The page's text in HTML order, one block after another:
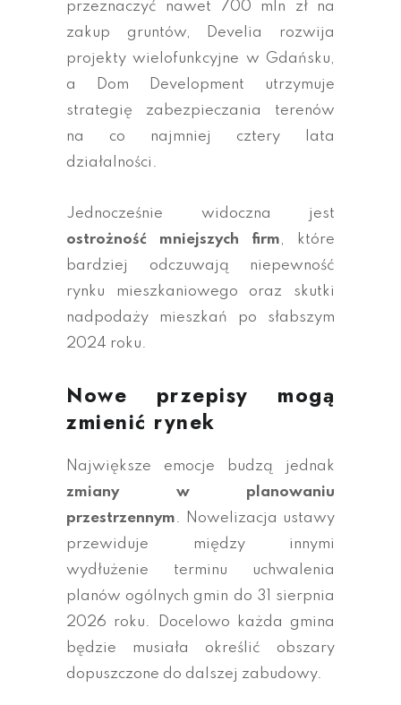
przeznaczyć nawet 700 mln zł na
zakup gruntów, Develia rozwija
projekty wielofunkcyjne w Gdańsku,
a Dom Development utrzymuje
strategię zabezpieczania terenów
na co najmniej cztery lata
działalności.
Jednocześnie widoczna jest
ostrożność mniejszych firm, które
bardziej odczuwają niepewność
rynku mieszkaniowego oraz skutki
nadpodaży mieszkań po słabszym
2024 roku.
Nowe przepisy mogą
zmienić rynek
Największe emocje budzą jednak
zmiany w planowaniu
przestrzennym. Nowelizacja ustawy
przewiduje między innymi
wydłużenie terminu uchwalenia
planów ogólnych gmin do 31 sierpnia
2026 roku. Docelowo każda gmina
będzie musiała określić obszary
dopuszczone do dalszej zabudowy.